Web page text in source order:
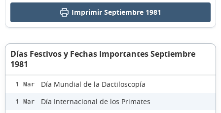
Imprimir Septiembre 1981
Días Festivos y Fechas Importantes Septiembre
1981
1 Mar Día Mundial de la Dactiloscopía
1 Mar Día Internacional de los Primates